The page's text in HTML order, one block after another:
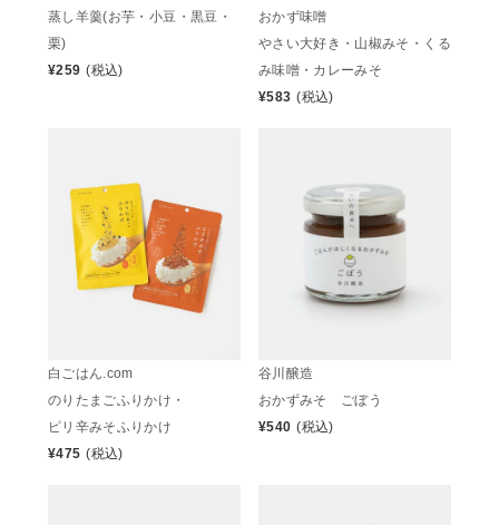
蒸し羊羹(お芋・小豆・黒豆・
栗)
¥259 (税込)
おかず味噌
やさい大好き・山椒みそ・くる
み味噌・カレーみそ
¥583 (税込)
白ごはん.com
のりたまごふりかけ・
ピリ辛みそふりかけ
¥475 (税込)
谷川醸造
おかずみそ ごぼう
¥540 (税込)